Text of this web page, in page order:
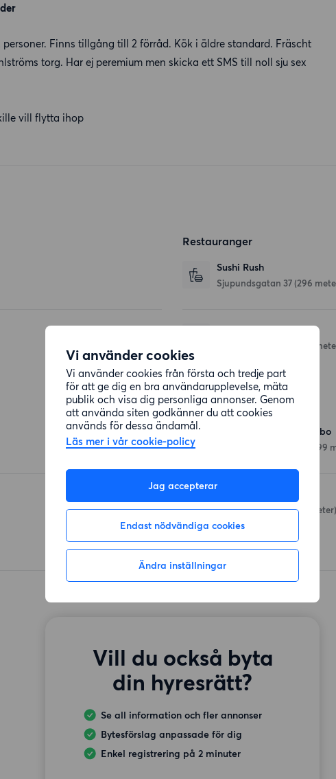
Vi använder cookies
Vi använder cookies från första och tredje part
för att ge dig en bra användarupplevelse, mäta
publik och visa dig personliga annonser. Genom
att använda siten godkänner du att cookies
används för dessa ändamål.
Läs mer i vår cookie-policy
Jag accepterar
Endast nödvändiga cookies
Ändra inställningar
Finns tillgång till 2 förråd. Kök i äldre standard. Fräscht
torg. Har ej peremium men skicka ett SMS till noll sju sex
vill flytta ihop
Restauranger
Sushi Rush
Sjupundsgatan 37 (296
(333
Affärer
ICA Supermarket Högsbo
(399
Sjupundsgatan 4(418 meter)
Vill du också byta
din hyresrätt?
Se all information och fler annonser
Bytesförslag anpassade för dig
Enkel registrering på 2 minuter